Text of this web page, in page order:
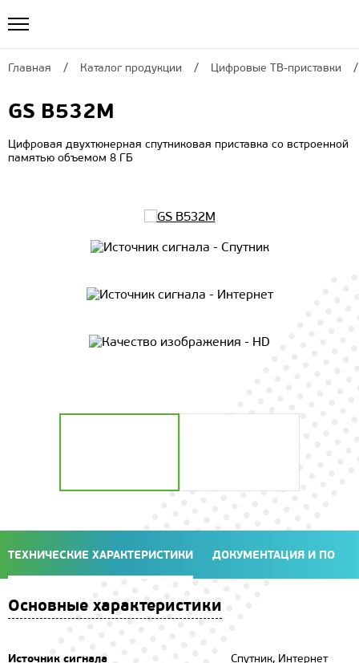
Главная Каталог продукции Цифровые ТВ-приставки
GS B532М
Цифровая двухтюнерная спутниковая приставка со встроенной
памятью объемом 8 ГБ
ТЕХНИЧЕСКИЕ ХАРАКТЕРИСТИКИ ДОКУМЕНТАЦИЯ И ПО
Основные характеристики
Источник сигнала Спутник, Интернет